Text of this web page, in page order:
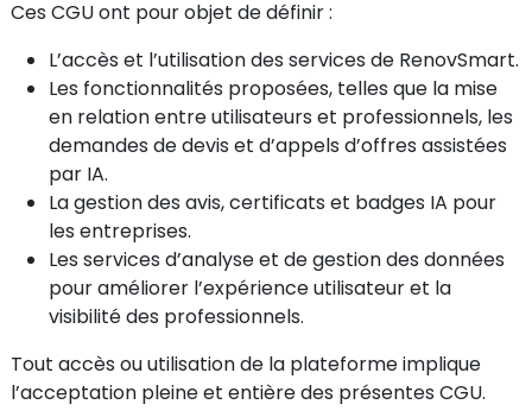
Ces CGU ont pour objet de définir :
L’accès et l’utilisation des services de RenovSmart.
Les fonctionnalités proposées, telles que la mise
en relation entre utilisateurs et professionnels, les
demandes de devis et d’appels d’offres assistées
par IA.
La gestion des avis, certificats et badges IA pour
les entreprises.
Les services d’analyse et de gestion des données
pour améliorer l’expérience utilisateur et la
visibilité des professionnels.
Tout accès ou utilisation de la plateforme implique
l’acceptation pleine et entière des présentes CGU.